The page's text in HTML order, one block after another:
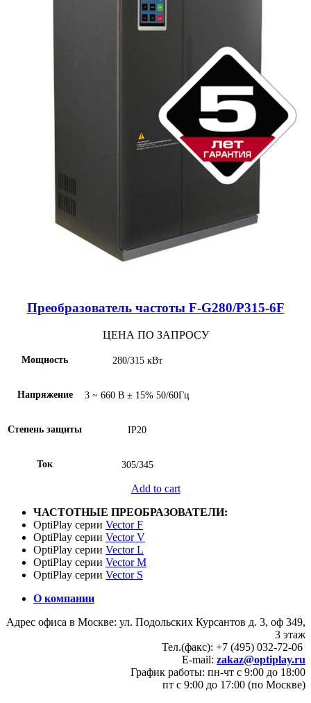
Преобразователь частоты F-G280/P315-6F
ЦЕНА ПО ЗАПРОСУ
Мощность 280/315 кВт
Напряжение 3 ~ 660 В ± 15% 50/60Гц
Степень защиты IP20
Ток 305/345
Add to cart
ЧАСТОТНЫЕ ПРЕОБРАЗОВАТЕЛИ:
OptiPlay серии Vector F
OptiPlay серии Vector V
OptiPlay серии Vector L
OptiPlay серии Vector M
OptiPlay серии Vector S
О компании
Адрес офиса в Москве: ул. Подольских Курсантов д. 3, оф 349,
3 этаж
Тел.(факс): +7 (495) 032-72-06
E-mail: zakaz@optiplay.ru
График работы: пн-чт с 9:00 до 18:00
пт с 9:00 до 17:00 (по Москве)